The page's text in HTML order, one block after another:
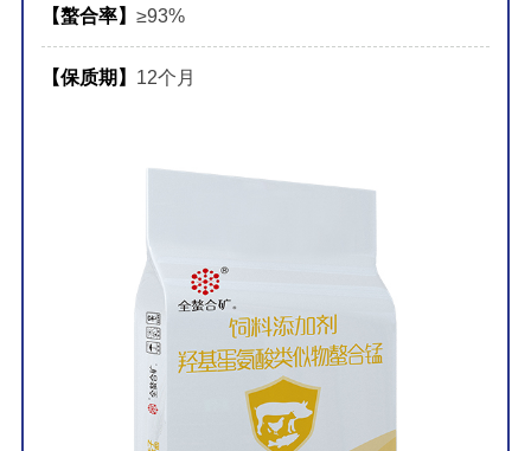
【螯合率】 ≥93%
【保质期】 12个月